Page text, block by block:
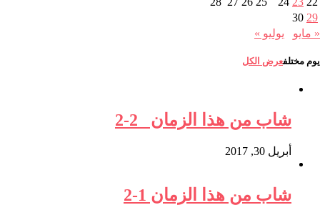
29
30
« مايو
يوليو »
يوم مختلفعرض الكل
شاب من هذا الزمان 2-2
أبريل 30, 2017
شاب من هذا الزمان 1-2